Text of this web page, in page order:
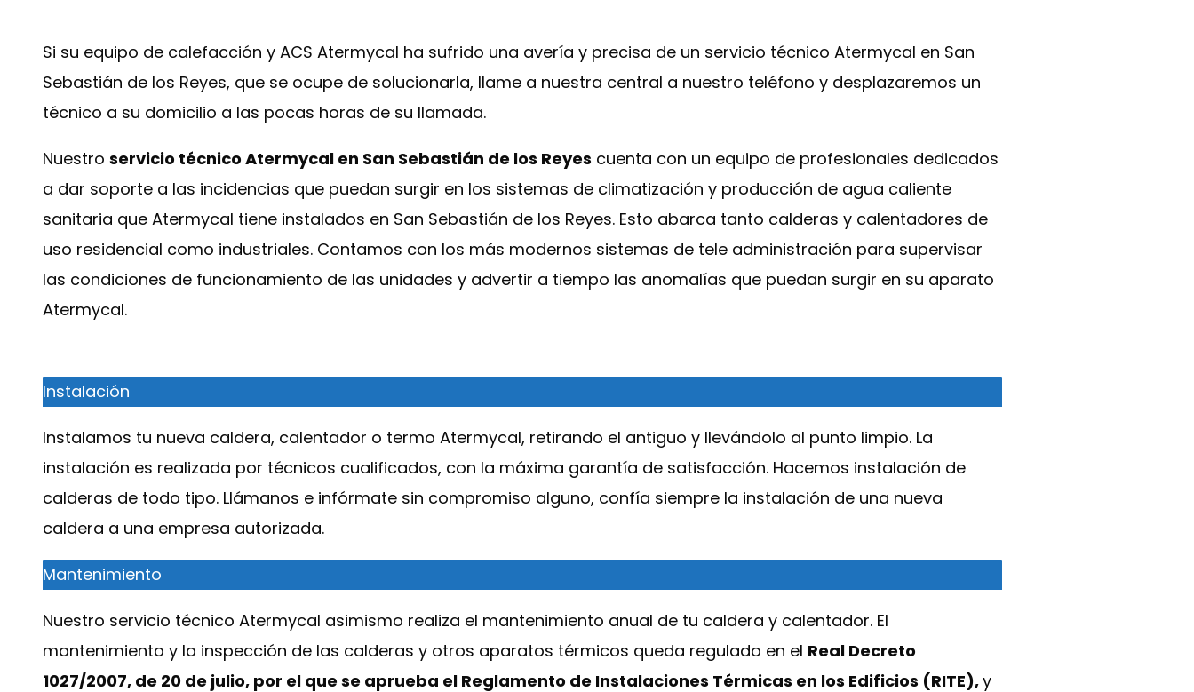
Si su equipo de calefacción y ACS Atermycal ha sufrido una avería y precisa de un servicio técnico Atermycal en San
Sebastián de los Reyes, que se ocupe de solucionarla, llame a nuestra central a nuestro teléfono y desplazaremos un
técnico a su domicilio a las pocas horas de su llamada.
Nuestro servicio técnico Atermycal en San Sebastián de los Reyes cuenta con un equipo de profesionales dedicados
a dar soporte a las incidencias que puedan surgir en los sistemas de climatización y producción de agua caliente
sanitaria que Atermycal tiene instalados en San Sebastián de los Reyes. Esto abarca tanto calderas y calentadores de
uso residencial como industriales. Contamos con los más modernos sistemas de tele administración para supervisar
las condiciones de funcionamiento de las unidades y advertir a tiempo las anomalías que puedan surgir en su aparato
Atermycal.
Instalación
Instalamos tu nueva caldera, calentador o termo Atermycal, retirando el antiguo y llevándolo al punto limpio. La
instalación es realizada por técnicos cualificados, con la máxima garantía de satisfacción. Hacemos instalación de
calderas de todo tipo. Llámanos e infórmate sin compromiso alguno, confía siempre la instalación de una nueva
caldera a una empresa autorizada.
Mantenimiento
Nuestro servicio técnico Atermycal asimismo realiza el mantenimiento anual de tu caldera y calentador. El
mantenimiento y la inspección de las calderas y otros aparatos térmicos queda regulado en el Real Decreto
1027/2007, de 20 de julio, por el que se aprueba el Reglamento de Instalaciones Térmicas en los Edificios (RITE),y